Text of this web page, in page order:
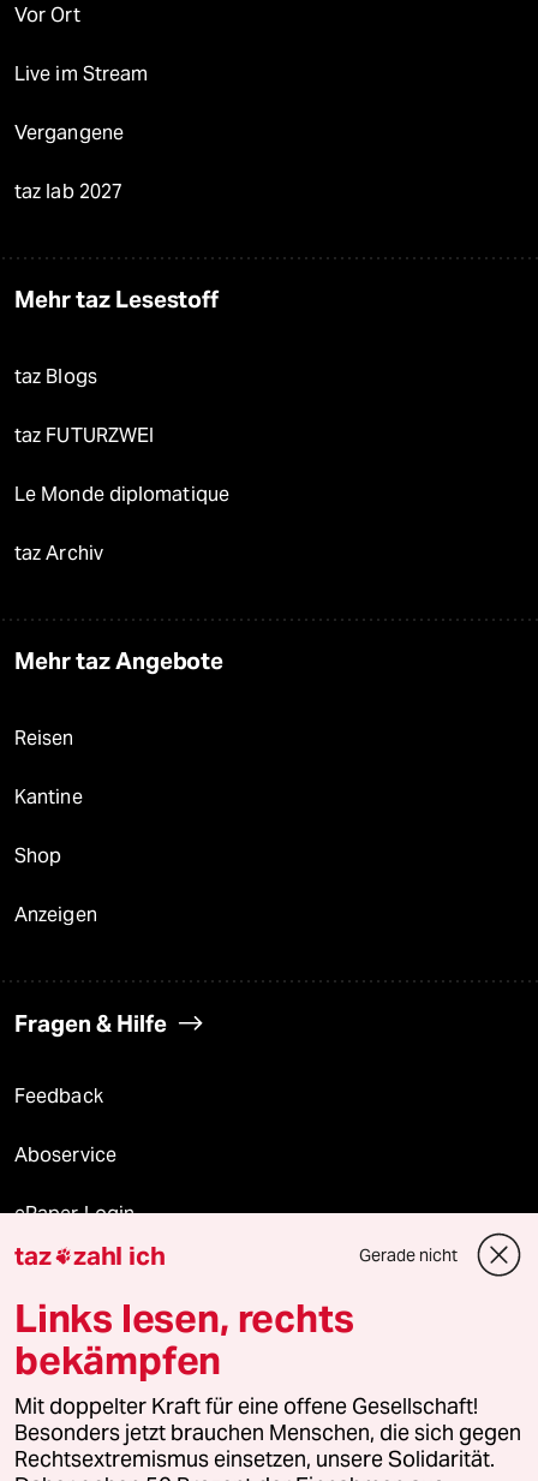
Vor Ort
Live im Stream
Vergangene
taz lab 2027
Mehr taz Lesestoff
taz Blogs
taz FUTURZWEI
Le Monde diplomatique
taz Archiv
Mehr taz Angebote
Reisen
Kantine
Shop
Anzeigen
Fragen & Hilfe
Feedback
Aboservice
ePaper Login
Downloads für Abonnierende
© 2026 taz Verlags und Vertriebs GmbH
Alle Rechte vorbehalten. Bei rechtlichen Fragen oder für Genehmigungen
wenden Sie sich bitte an
lizenzen@taz.de
taz zahl ich Gerade nicht
Links lesen, rechts
bekämpfen
Mit doppelter Kraft für eine offene Gesellschaft!
Besonders jetzt brauchen Menschen, die sich gegen
Rechtsextremismus einsetzen, unsere Solidarität.